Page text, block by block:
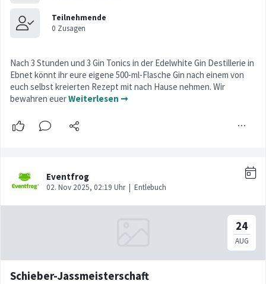
Nach 3 Stunden und 3 Gin Tonics in der Edelwhite Gin Destillerie in
Ebnet könnt ihr eure eigene 500-ml-Flasche Gin nach einem von
euch selbst kreierten Rezept mit nach Hause nehmen. Wir
bewahren euerWeiterlesen ➞
Schieber-Jassmeisterschaft